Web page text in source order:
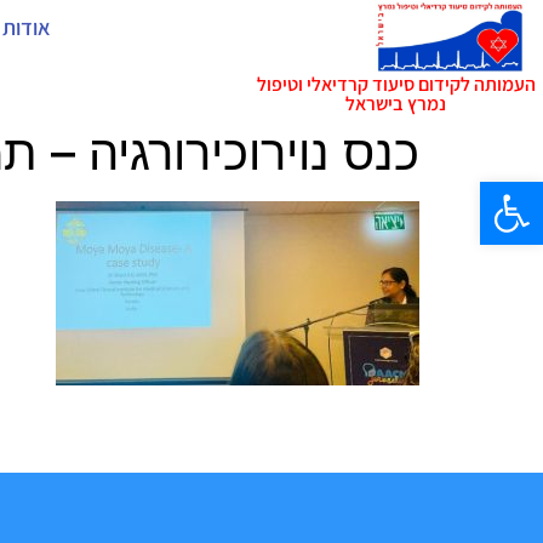
פתח סרגל נגישות
העמותה לקידום סיעוד קרדיאלי וטיפול
נמרץ בישראל
כנס נוירוכירורגיה –